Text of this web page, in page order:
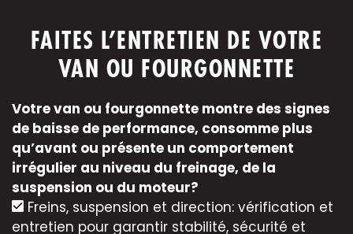
FAITES L’ENTRETIEN DE VOTRE
VAN OU FOURGONNETTE
Votre van ou fourgonnette montre des signes
de baisse de performance, consomme plus
qu’avant ou présente un comportement
irrégulier au niveau du freinage, de la
suspension ou du moteur?
Freins, suspension et direction: vérification et
entretien pour garantir stabilité, sécurité et